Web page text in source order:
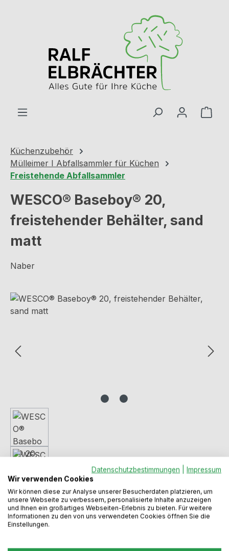
Küchenzubehör
Mülleimer I Abfallsammler für Küchen
Freistehende Abfallsammler
WESCO® Baseboy® 20,
freistehender Behälter, sand
matt
Naber
Bildergalerie überspringen
Regulärer Preis:
123,99 €
Datenschutzbestimmungen
Impressum
Wir verwenden Cookies
Wir können diese zur Analyse unserer Besucherdaten platzieren, um
unsere Webseite zu verbessern, personalisierte Inhalte anzuzeigen
und Ihnen ein großartiges Webseiten-Erlebnis zu bieten. Für weitere
Informationen zu den von uns verwendeten Cookies öffnen Sie die
Einstellungen.